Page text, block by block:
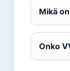
Mikä
Onko